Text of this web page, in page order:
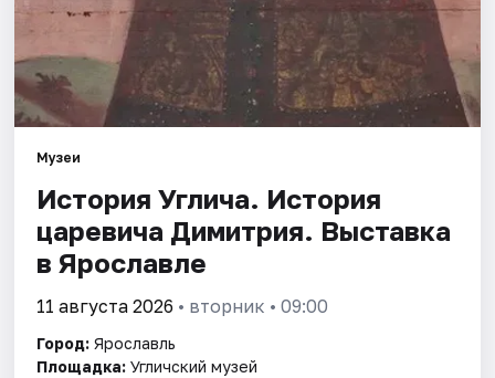
Музеи
История Углича. История
царевича Димитрия. Выставка
в Ярославле
11 августа 2026 • вторник • 09:00
Город: Ярославль
Площадка: Угличский музей